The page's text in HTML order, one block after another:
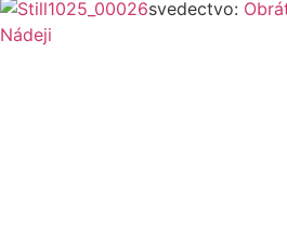
svedectvo:
Nádeji